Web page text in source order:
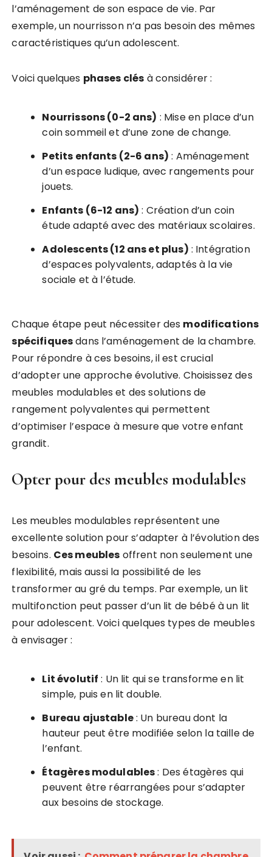
l’aménagement de son espace de vie. Par
exemple, un nourrisson n’a pas besoin des mêmes
caractéristiques qu’un adolescent.
Voici quelques phases clés à considérer :
Nourrissons (0-2 ans) : Mise en place d’un
coin sommeil et d’une zone de change.
Petits enfants (2-6 ans) : Aménagement
d’un espace ludique, avec rangements pour
jouets.
Enfants (6-12 ans) : Création d’un coin
étude adapté avec des matériaux scolaires.
Adolescents (12 ans et plus) : Intégration
d’espaces polyvalents, adaptés à la vie
sociale et à l’étude.
Chaque étape peut nécessiter des modifications
spécifiquesdans l’aménagement de la chambre.
Pour répondre à ces besoins, il est crucial
d’adopter une approche évolutive. Choisissez des
meubles modulables et des solutions de
rangement polyvalentes qui permettent
d’optimiser l’espace à mesure que votre enfant
grandit.
Opter pour des meubles modulables
Les meubles modulables représentent une
excellente solution pour s’adapter à l’évolution des
besoins. Ces meubles offrent non seulement une
flexibilité, mais aussi la possibilité de les
transformer au gré du temps. Par exemple, un lit
multifonction peut passer d’un lit de bébé à un lit
pour adolescent. Voici quelques types de meubles
à envisager :
Lit évolutif : Un lit qui se transforme en lit
simple, puis en lit double.
Bureau ajustable: Un bureau dont la
hauteur peut être modifiée selon la taille de
l’enfant.
Étagères modulables: Des étagères qui
peuvent être réarrangées pour s’adapter
aux besoins de stockage.